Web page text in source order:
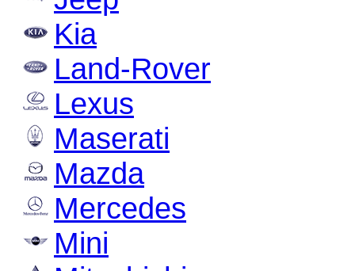
Kia
Land-Rover
Lexus
Maserati
Mazda
Mercedes
Mini